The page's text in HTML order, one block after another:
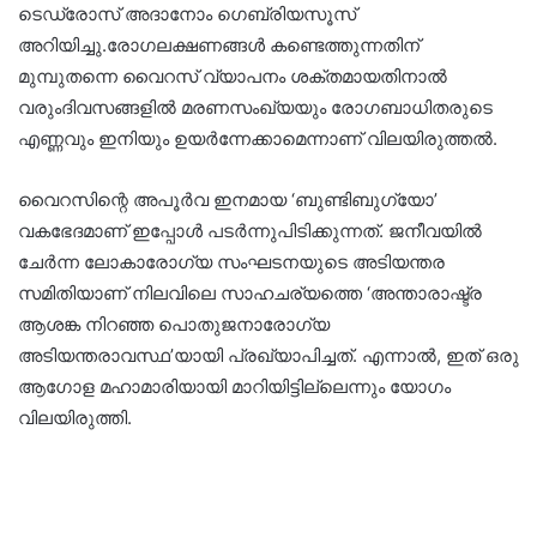
ടെഡ്രോസ് അദാനോം ഗെബ്രിയസൂസ്
അറിയിച്ചു.രോഗലക്ഷണങ്ങള്‍ കണ്ടെത്തുന്നതിന്
മുമ്പുതന്നെ വൈറസ് വ്യാപനം ശക്തമായതിനാല്‍
വരുംദിവസങ്ങളില്‍ മരണസംഖ്യയും രോഗബാധിതരുടെ
എണ്ണവും ഇനിയും ഉയര്‍ന്നേക്കാമെന്നാണ് വിലയിരുത്തല്‍.
വൈറസിന്റെ അപൂര്‍വ ഇനമായ ‘ബുണ്ടിബുഗ്യോ’
വകഭേദമാണ് ഇപ്പോള്‍ പടര്‍ന്നുപിടിക്കുന്നത്. ജനീവയില്‍
ചേര്‍ന്ന ലോകാരോഗ്യ സംഘടനയുടെ അടിയന്തര
സമിതിയാണ് നിലവിലെ സാഹചര്യത്തെ ‘അന്താരാഷ്ട്ര
ആശങ്ക നിറഞ്ഞ പൊതുജനാരോഗ്യ
അടിയന്തരാവസ്ഥ’യായി പ്രഖ്യാപിച്ചത്. എന്നാല്‍, ഇത് ഒരു
ആഗോള മഹാമാരിയായി മാറിയിട്ടില്ലെന്നും യോഗം
വിലയിരുത്തി.